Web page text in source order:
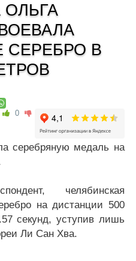
СЕРЕБРО В
0
серебряную медаль на
челябинская
на дистанции 500
секунд, уступив лишь
Ли Сан Хва.